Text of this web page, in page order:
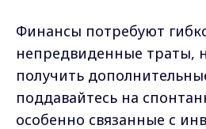
Финансы потребуют
непредвиденные траты,
получить
поддавайтесь на
особенно связанные с